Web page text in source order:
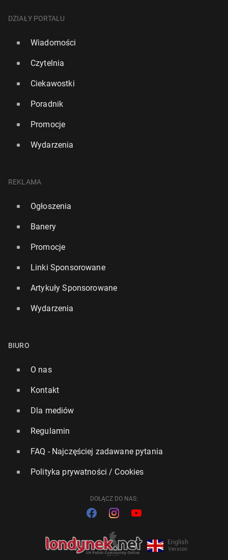
DZIAŁY PORTALU
Wiadomości
Czytelnia
Ciekawostki
Poradnik
Promocje
Wydarzenia
REKLAMA
Ogłoszenia
Banery
Promocje
Linki Sponsorowane
Artykuły Sponsorowane
Wydarzenia
BIURO
O nas
Kontakt
Dla mediów
Regulamin
FAQ - Najczęściej zadawane pytania
Polityka prywatności / Cookies
DOŁĄCZ DO NAS:
English
Version